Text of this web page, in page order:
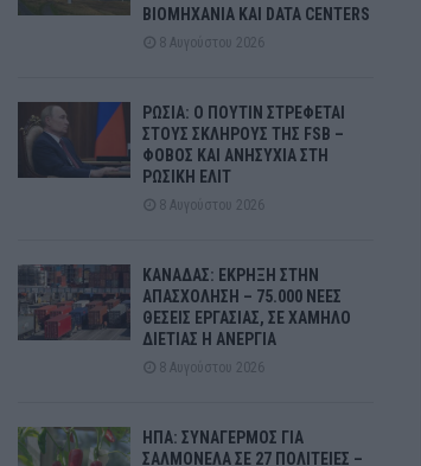
ΒΙΟΜΗΧΑΝΙΑ ΚΑΙ DATA CENTERS
8 Αυγούστου 2026
ΡΩΣΙΑ: Ο ΠΟΥΤΙΝ ΣΤΡΕΦΕΤΑΙ
ΣΤΟΥΣ ΣΚΛΗΡΟΥΣ ΤΗΣ FSB –
ΦΟΒΟΣ ΚΑΙ ΑΝΗΣΥΧΙΑ ΣΤΗ
ΡΩΣΙΚΗ ΕΛΙΤ
8 Αυγούστου 2026
ΚΑΝΑΔΑΣ: ΕΚΡΗΞΗ ΣΤΗΝ
ΑΠΑΣΧΟΛΗΣΗ – 75.000 ΝΕΕΣ
ΘΕΣΕΙΣ ΕΡΓΑΣΙΑΣ, ΣΕ ΧΑΜΗΛΟ
ΔΙΕΤΙΑΣ Η ΑΝΕΡΓΙΑ
8 Αυγούστου 2026
ΗΠΑ: ΣΥΝΑΓΕΡΜΟΣ ΓΙΑ
ΣΑΛΜΟΝΕΛΑ ΣΕ 27 ΠΟΛΙΤΕΙΕΣ –